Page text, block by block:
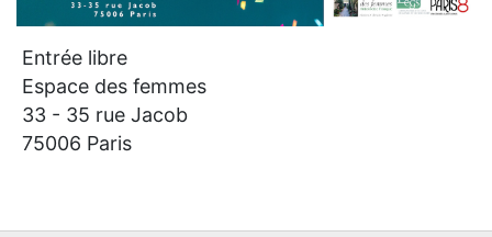
Entrée libre
Espace des femmes
33 - 35 rue Jacob
75006 Paris